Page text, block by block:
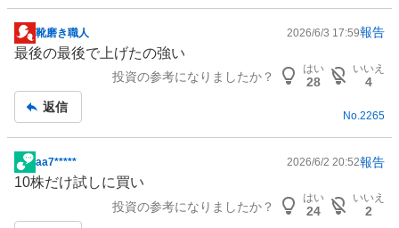
掲
示
事
靴磨き職人 2026/6/3 17:59報告
最後の最後で上げたの強い
投資の参考になりましたか？
はい
28
いいえ
4
返信
No.2265
掲
示
aa7***** 2026/6/2 20:52報告
10株だけ試しに買い
投資の参考になりましたか？
はい
24
いいえ
2